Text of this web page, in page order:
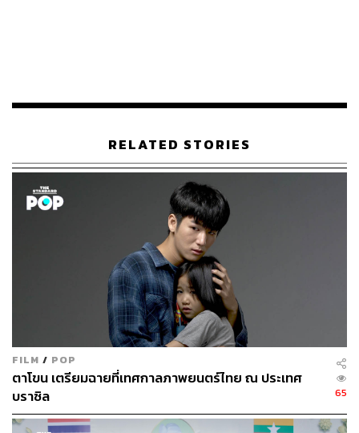
เรื่องนี้ได้ เพราะผมมองแล้วว่า พรรคฝ่ายค้านและฝ่ายรัฐบาล
ก็คงไม่ยื่น ซึ่งก็ไม่รู้ว่าเขาทำอะไรกันอยู่ ดังนั้น ผมจึงขอเสนอ
ให้ สว.ทำหน้าที่ในการพิจารณาเข้าชื่อเพื่อยื่นคำร้องจำนวน
ไม่น้อยกว่า 20 คน หากจะได้เท่าเดิม 36 คน ก็ยิ่งดี”
ส่วนข้อสงสัยว่า สว. ชุดนี้อาจมีการเกี่ยวโยงกับ
พรรคการเมือง และยังมีคดีฮั้ว สว. ที่อยู่ในศาลรัฐธรรมนูญ
นั้น นพ.ตุลย์ระบุว่า ไม่เพียงที่ สว. จะทำหน้าที่ แต่ยังตรงกับใจ
ของประชาชนทั้งประเทศ เขาจะมีความเกี่ยวโยงอะไรก็ว่าไป
อีกเรื่องหนึ่ง ซึ่งคณะกรรมการการเลือกตั้ง (กกต.) และกรม
สอบสวนคดีพิเศษ (DSI) กำลังสอบสวนอยู่ ซึ่ง สว. เขาก็ทำ
หน้าที่มาครั้งหนึ่งแล้ว
นพ.ตุลย์ยืนยันว่า กระบวนการนี้ ทำในนามส่วนตัว ไม่ใช่ใน
นามของกลุ่มรวมพลังแผ่นดินปกป้องอธิปไตย
RELATED STORIES
FILM / POP
ตาโขน เตรียมฉายที่เทศกาลภาพยนตร์ไทย ณ ประเทศ
บราซิล
65